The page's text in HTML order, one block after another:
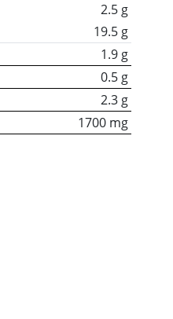
2.5 g
19.5 g
1.9 g
0.5 g
2.3 g
1700 mg